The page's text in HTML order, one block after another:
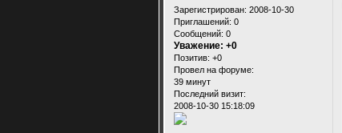
Зарегистрирован: 2008-10-30
Приглашений: 0
Сообщений: 0
Уважение: +0
Позитив: +0
Провел на форуме:
39 минут
Последний визит:
2008-10-30 15:18:09